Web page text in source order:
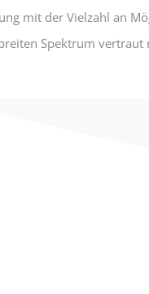
mit der Vielzahl an
Spektrum vertraut